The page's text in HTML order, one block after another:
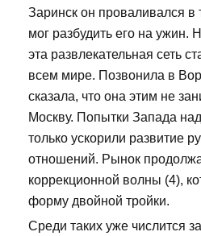
Заринск он проваливался в
мог разбудить его на ужин.
эта развлекательная сеть
всем мире. Позвонила в
сказала, что она этим не
Москву. Попытки Запада
только ускорили развитие
отношений. Рынок
коррекционной волны (4),
форму двойной тройки.
Среди таких уже числится